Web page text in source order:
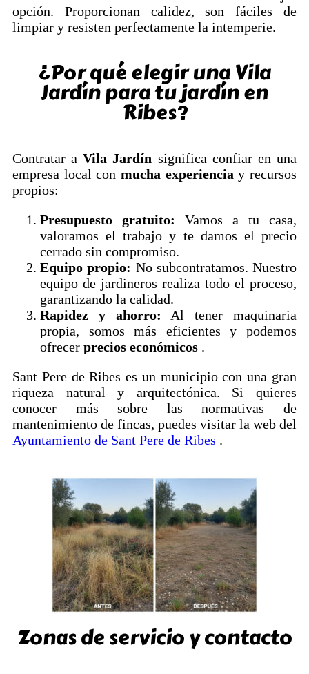
opción. Proporcionan calidez, son fáciles de
limpiar y resisten perfectamente la intemperie.
¿Por qué elegir una Vila
Jardín para tu jardín en
Ribes?
Contratar aVila Jardín significa confiar en una
empresa local con mucha experiencia y recursos
propios:
Presupuesto gratuito: Vamos a tu casa,
valoramos el trabajo y te damos el precio
cerrado sin compromiso.
Equipo propio: No subcontratamos. Nuestro
equipo de jardineros realiza todo el proceso,
garantizando la calidad.
Rapidez y ahorro: Al tener maquinaria
propia, somos más eficientes y podemos
ofrecer precios económicos .
Sant Pere de Ribes es un municipio con una gran
riqueza natural y arquitectónica. Si quieres
conocer más sobre las normativas de
mantenimiento de fincas, puedes visitar la web del
Ayuntamiento de Sant Pere de Ribes .
Zonas de servicio y contacto